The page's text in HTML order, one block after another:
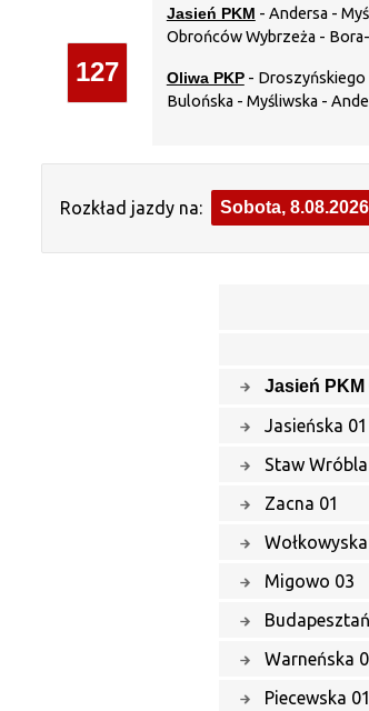
127
Jasień PKM - Andersa -
Obrońców Wybrzeża -
Oliwa PKP- Droszyńskiego
Bulońska - Myśliwska -
Rozkład jazdy na: Sobota,
Jasień PKM
Jasieńska 01
Staw Wróbla
Zacna 01
Wołkowyska
Migowo 03
Warneńska
Piecewska 01